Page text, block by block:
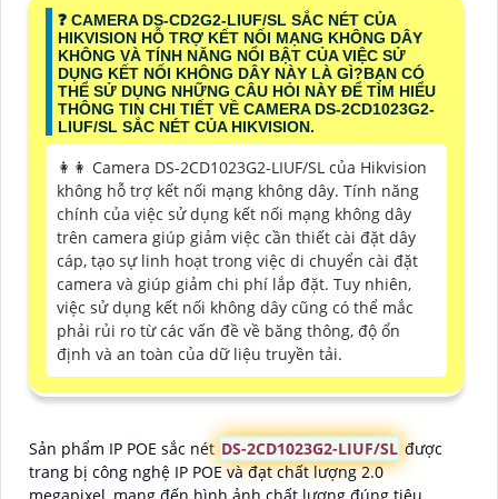
️❓ CAMERA DS-CD2G2-LIUF/SL SẮC NÉT CỦA
HIKVISION HỖ TRỢ KẾT NỐI MẠNG KHÔNG DÂY
KHÔNG VÀ TÍNH NĂNG NỔI BẬT CỦA VIỆC SỬ
DỤNG KẾT NỐI KHÔNG DÂY NÀY LÀ GÌ?BẠN CÓ
THỂ SỬ DỤNG NHỮNG CÂU HỎI NÀY ĐỂ TÌM HIỂU
THÔNG TIN CHI TIẾT VỀ CAMERA DS-2CD1023G2-
LIUF/SL SẮC NÉT CỦA HIKVISION.
️👩‍👩 Camera DS-2CD1023G2-LIUF/SL của Hikvision
không hỗ trợ kết nối mạng không dây. Tính năng
chính của việc sử dụng kết nối mạng không dây
trên camera giúp giảm việc cần thiết cài đặt dây
cáp, tạo sự linh hoạt trong việc di chuyển cài đặt
camera và giúp giảm chi phí lắp đặt. Tuy nhiên,
việc sử dụng kết nối không dây cũng có thể mắc
phải rủi ro từ các vấn đề về băng thông, độ ổn
định và an toàn của dữ liệu truyền tải.
Sản phẩm IP POE sắc nét DS-2CD1023G2-LIUF/SL được
trang bị công nghệ IP POE và đạt chất lượng 2.0
megapixel, mang đến hình ảnh chất lượng đúng tiêu